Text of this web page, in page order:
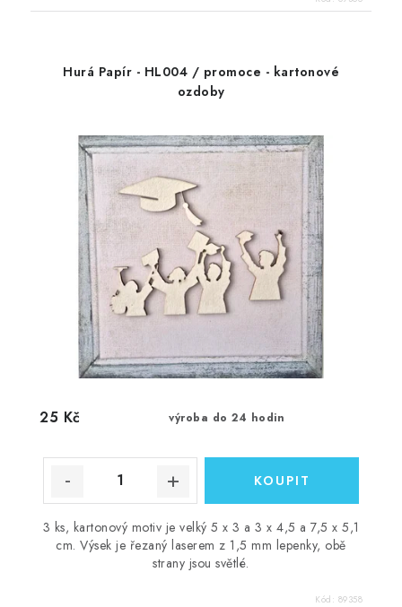
Hurá Papír - HL004 / promoce - kartonové
ozdoby
výroba do 24 hodin
25 Kč
3 ks, kartonový motiv je velký 5 x 3 a 3 x 4,5 a 7,5 x 5,1
cm. Výsek je řezaný laserem z 1,5 mm lepenky, obě
strany jsou světlé.
Kód: 89358